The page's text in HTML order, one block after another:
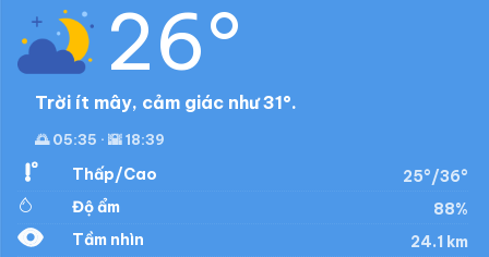
26°
Trời ít mây, cảm giác như 31°.
🌅 05:35 · 🌇 18:39
Thấp/Cao
25°/36°
Độ ẩm
88%
Tầm nhìn
24.1 km